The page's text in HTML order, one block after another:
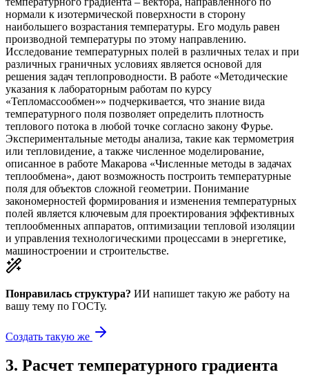
нормали к изотермической поверхности в сторону
наибольшего возрастания температуры. Его модуль равен
производной температуры по этому направлению.
Исследование температурных полей в различных телах и при
различных граничных условиях является основой для
решения задач теплопроводности. В работе «Методические
указания к лабораторным работам по курсу
«Тепломассообмен»» подчеркивается, что знание вида
температурного поля позволяет определить плотность
теплового потока в любой точке согласно закону Фурье.
Экспериментальные методы анализа, такие как термометрия
или тепловидение, а также численное моделирование,
описанное в работе Макарова «Численные методы в задачах
теплообмена», дают возможность построить температурные
поля для объектов сложной геометрии. Понимание
закономерностей формирования и изменения температурных
полей является ключевым для проектирования эффективных
теплообменных аппаратов, оптимизации тепловой изоляции
и управления технологическими процессами в энергетике,
машиностроении и строительстве.
Понравилась структура? ИИ напишет такую же работу на
вашу тему по ГОСТу.
Создать такую же
3. Расчет температурного градиента